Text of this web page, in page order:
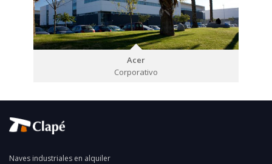
Acer
Corporativo
Naves industriales en alquiler